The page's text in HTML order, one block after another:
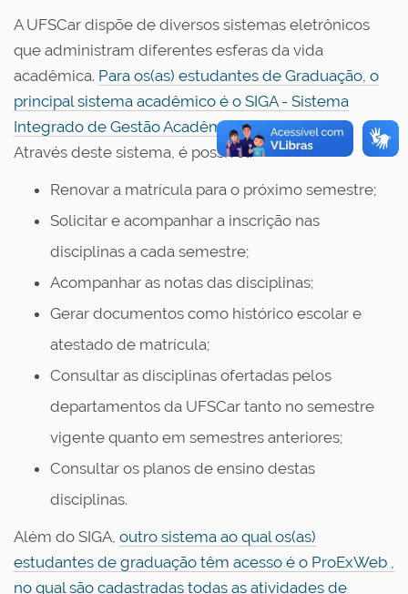
A UFSCar dispõe de diversos sistemas eletrônicos
que administram diferentes esferas da vida
acadêmica. Para os(as) estudantes de Graduação, o
principal sistema acadêmico é o SIGA - Sistema
Integrado de Gestão Acadêmica (link externo).
Através deste sistema, é possível:
Renovar a matrícula para o próximo semestre;
Solicitar e acompanhar a inscrição nas
disciplinas a cada semestre;
Acompanhar as notas das disciplinas;
Gerar documentos como histórico escolar e
atestado de matrícula;
Consultar as disciplinas ofertadas pelos
departamentos da UFSCar tanto no semestre
vigente quanto em semestres anteriores;
Consultar os planos de ensino destas
disciplinas.
Além do SIGA, outro sistema ao qual os(as)
estudantes de graduação têm acesso é o ProExWeb ,
no qual são cadastradas todas as atividades de